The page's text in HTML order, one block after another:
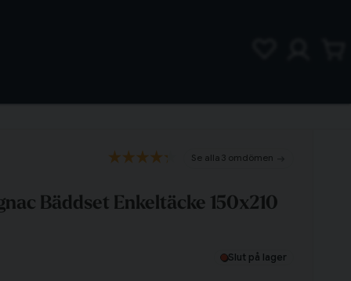
3 omdömen
Bäddset Enkeltäcke 150x210
Slut på lager